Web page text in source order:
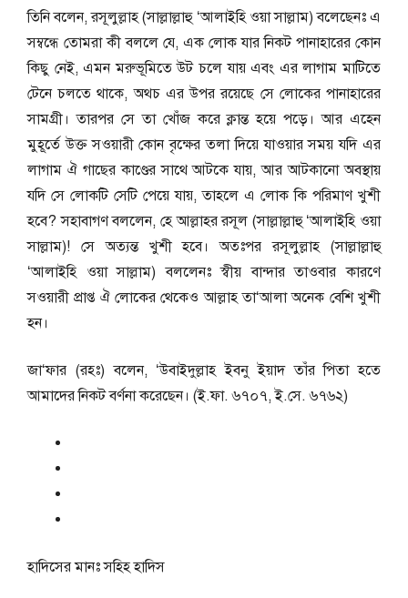
তিনি বলেন, রসূলুল্লাহ (সাল্লাল্লাহু ‘আলাইহি ওয়া সাল্লাম) বলেছেনঃ এ
সম্বন্ধে তোমরা কী বললে যে, এক লোক যার নিকট পানাহারের কোন
কিছু নেই, এমন মরুভূমিতে উট চলে যায় এবং এর লাগাম মাটিতে
টেনে চলতে থাকে, অথচ এর উপর রয়েছে সে লোকের পানাহারের
সামগ্রী। তারপর সে তা খোঁজ করে ক্লান্ত হয়ে পড়ে। আর এহেন
মুহূর্তে উক্ত সওয়ারী কোন বৃক্ষের তলা দিয়ে যাওয়ার সময় যদি এর
লাগাম ঐ গাছের কাণ্ডের সাথে আটকে যায়, আর আটকানো অবস্থায়
যদি সে লোকটি সেটি পেয়ে যায়, তাহলে এ লোক কি পরিমাণ খুশী
হবে? সহাবাগণ বললেন, হে আল্লাহর রসূল (সাল্লাল্লাহু ‘আলাইহি ওয়া
সাল্লাম)! সে অত্যন্ত খুশী হবে। অতঃপর রসূলুল্লাহ (সাল্লাল্লাহু
‘আলাইহি ওয়া সাল্লাম) বললেনঃ স্বীয় বান্দার তাওবার কারণে
সওয়ারী প্রাপ্ত ঐ লোকের থেকেও আল্লাহ তা‘আলা অনেক বেশি খুশী
হন।
জা‘ফার (রহঃ) বলেন, ‘উবাইদুল্লাহ ইবনু ইয়াদ তাঁর পিতা হতে
আমাদের নিকট বর্ণনা করেছেন। (ই.ফা. ৬৭০৭, ই.সে. ৬৭৬২)
হাদিসের মানঃসহিহ হাদিস